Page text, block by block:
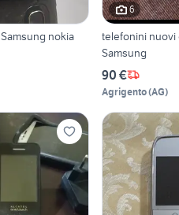
cellulari a tastiera Samsung nokia
6
telefonini nuovi
Samsung
90 €
Agrigento(AG)